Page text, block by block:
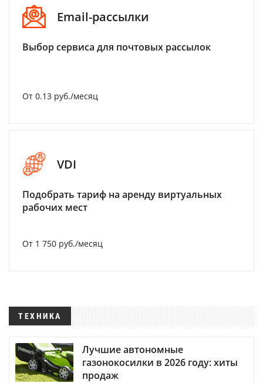
Email-рассылки
Выбор сервиса для почтовых рассылок
От 0.13 руб./месяц
VDI
Подобрать тариф на аренду виртуальных
рабочих мест
От 1 750 руб./месяц
ТЕХНИКА
Лучшие автономные
газонокосилки в 2026 году: хиты
продаж